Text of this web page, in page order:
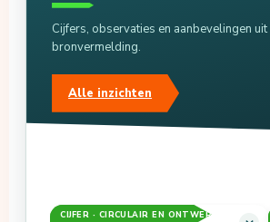
Cijfers, observaties en aanbevelingen uit
bronvermelding.
Alle inzichten
CIJFER · CIRCULAIR EN ONTWERP